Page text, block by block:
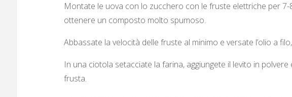
Montate le uova con lo zucchero con le fruste elettriche per
ottenere un composto molto spumoso.
Abbassate la velocità delle fruste al minimo e versate l’olio a
In una ciotola setacciate la farina, aggiungete il levito in
frusta.